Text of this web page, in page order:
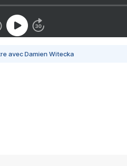
avec Damien Witecka